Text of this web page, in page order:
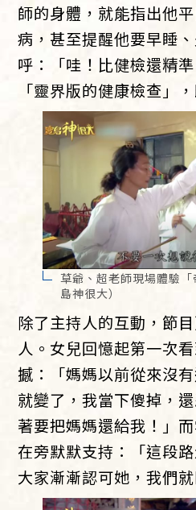
師的身體，就能指出他
病，甚至提醒他要早睡
呼：「哇！比健檢還精
「靈界版的健康檢查」
草爺、超老師現場體驗
島神很大）
除了主持人的互動，節
人。女兒回憶起第一次
撼：「媽媽以前從來沒
就變了，我當下傻掉，
著要把媽媽還給我！」
在旁默默支持：「這段
大家漸漸認可她，我們